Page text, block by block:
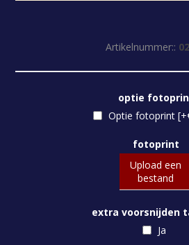
Artikelnummer::
optie
Optie fotoprint
fotoprint
Upload een
bestand
extra voorsnijden
Ja